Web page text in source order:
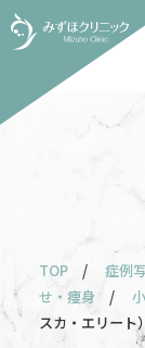
TOP / 症例
せ・痩身
/
スカ・エリート）